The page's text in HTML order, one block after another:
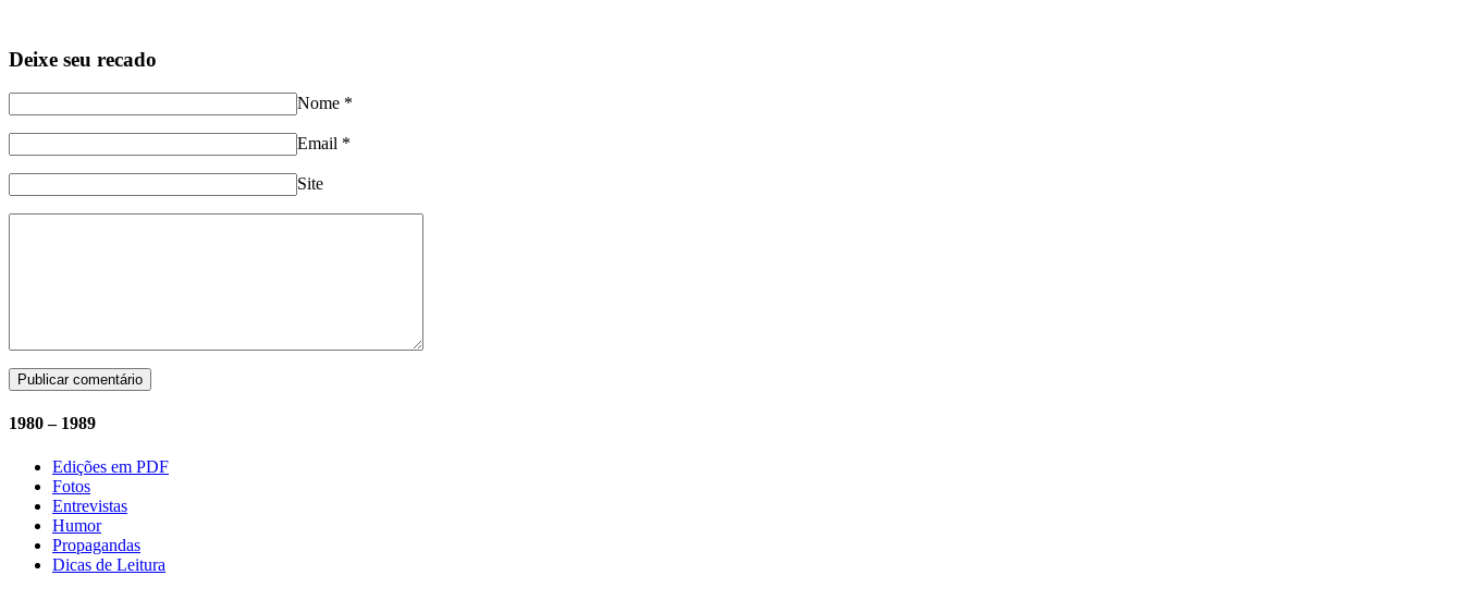
Deixe seu recado
Nome *
Email *
Site
1980 – 1989
Edições em PDF
Fotos
Entrevistas
Humor
Propagandas
Dicas de Leitura